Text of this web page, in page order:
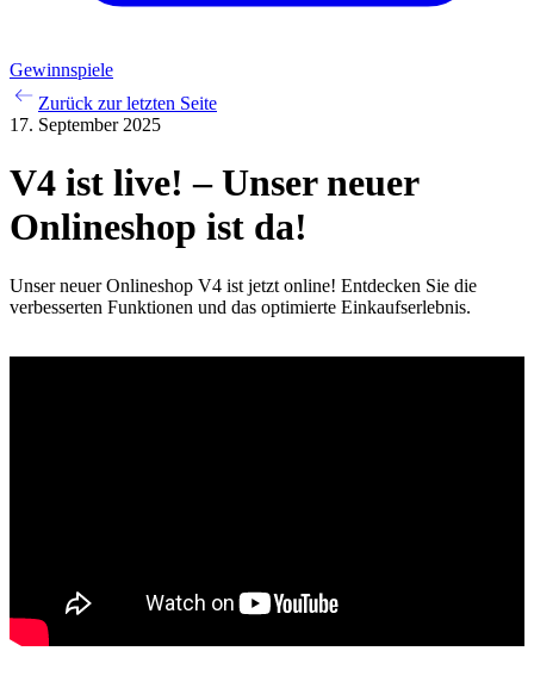
Gewinnspiele
Zurück zur letzten Seite
17. September 2025
V4 ist live! – Unser neuer
Onlineshop ist da!
Unser neuer Onlineshop V4 ist jetzt online! Entdecken Sie die
verbesserten Funktionen und das optimierte Einkaufserlebnis.